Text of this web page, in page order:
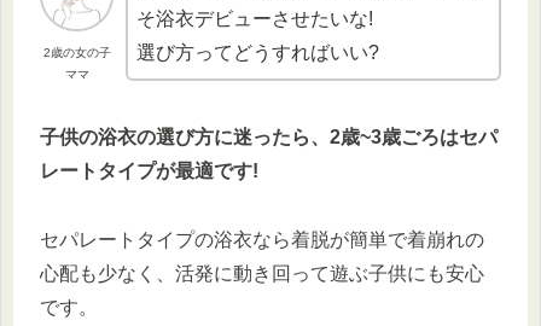
2歳の女の子
ママ
そ浴衣デビューさせたいな!
選び方ってどうすればいい?
子供の浴衣の選び方に迷ったら、2歳~3歳ごろはセパ
レートタイプが最適です!
セパレートタイプの浴衣なら着脱が簡単で着崩れの
心配も少なく、活発に動き回って遊ぶ子供にも安心
です。